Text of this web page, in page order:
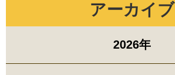
アーカイブ
2026年